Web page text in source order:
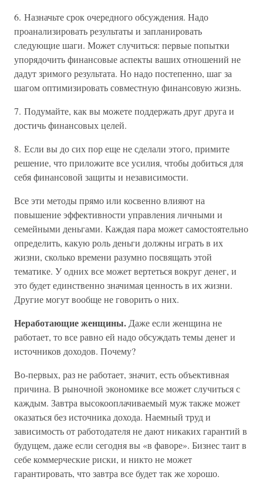
6. Назначьте срок очередного обсуждения. Надо
проанализировать результаты и запланировать
следующие шаги. Может случиться: первые попытки
упорядочить финансовые аспекты ваших отношений не
дадут зримого результата. Но надо постепенно, шаг за
шагом оптимизировать совместную финансовую жизнь.
7. Подумайте, как вы можете поддержать друг друга и
достичь финансовых целей.
8. Если вы до сих пор еще не сделали этого, примите
решение, что приложите все усилия, чтобы добиться для
себя финансовой защиты и независимости.
Все эти методы прямо или косвенно влияют на
повышение эффективности управления личными и
семейными деньгами. Каждая пара может самостоятельно
определить, какую роль деньги должны играть в их
жизни, сколько времени разумно посвящать этой
тематике. У одних все может вертеться вокруг денег, и
это будет единственно значимая ценность в их жизни.
Другие могут вообще не говорить о них.
Неработающие женщины. Даже если женщина не
работает, то все равно ей надо обсуждать темы денег и
источников доходов. Почему?
Во-первых, раз не работает, значит, есть объективная
причина. В рыночной экономике все может случиться с
каждым. Завтра высокооплачиваемый муж также может
оказаться без источника дохода. Наемный труд и
зависимость от работодателя не дают никаких гарантий в
будущем, даже если сегодня вы «в фаворе». Бизнес таит в
себе коммерческие риски, и никто не может
гарантировать, что завтра все будет так же хорошо.